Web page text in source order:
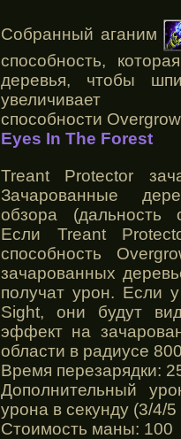
Собранный аганим
способность,
деревья, чтобы
способности
Eyes In The Forest
Treant Protector
Зачарованные
обзора
Если Treant
способность
зачарованных
получат урон. Если
Sight, они будут
эффект на
области в радиусе
Время перезарядки:
Дополнительный
урона в секунду (3/4/5
Стоимость маны: 100